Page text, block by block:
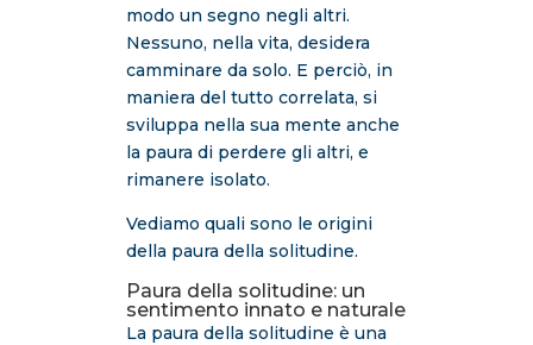
modo un segno negli altri.
Nessuno, nella vita, desidera
camminare da solo. E perciò, in
maniera del tutto correlata, si
sviluppa nella sua mente anche
la paura di perdere gli altri, e
rimanere isolato.
Vediamo quali sono le origini
della paura della solitudine.
Paura della solitudine: un
sentimento innato e naturale
La paura della solitudine è una